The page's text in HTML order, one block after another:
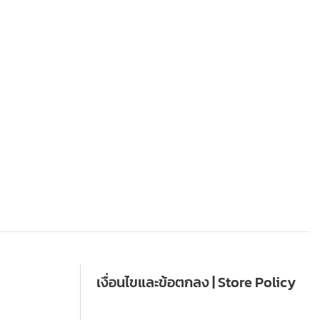
เงื่อนไขและข้อตกลง | Store Policy